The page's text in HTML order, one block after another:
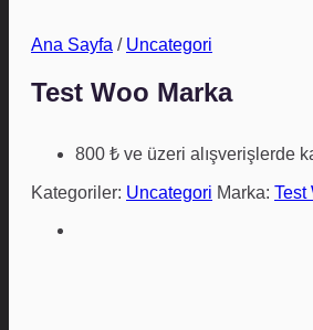
Ana Sayfa / Uncategori
Test Woo Marka
800 ₺ ve üzeri alışverişlerde
Kategoriler: Uncategori Marka: Test